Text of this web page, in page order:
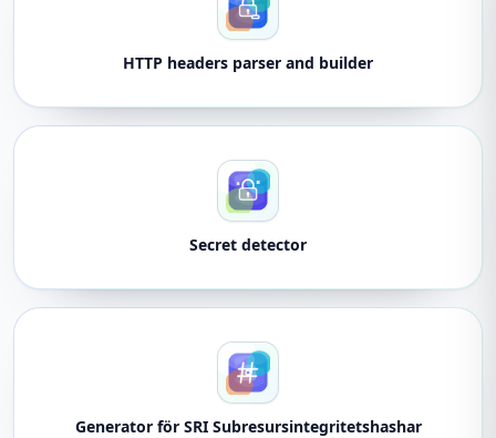
HTTP headers parser and builder
Secret detector
Generator för SRI Subresursintegritetshashar